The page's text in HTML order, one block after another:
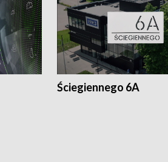
Ściegiennego 6A